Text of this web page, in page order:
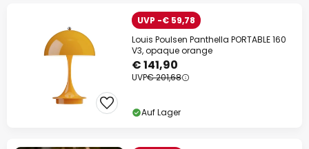
UVP -€ 59,78
Louis Poulsen Panthella PORTABLE 160
V3, opaque orange
€ 141,90
UVP€ 201,68
Auf Lager